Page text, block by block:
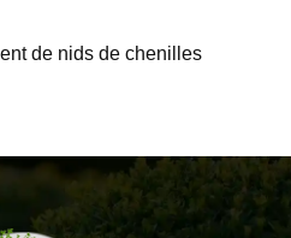
de nids de chenilles